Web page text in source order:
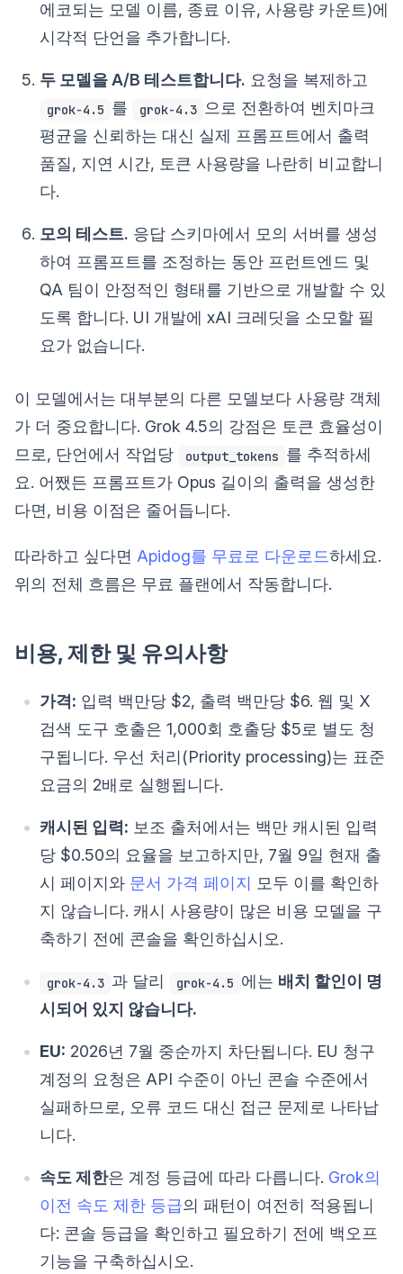
에코되는 모델 이름, 종료 이유, 사용량 카운트)에
시각적 단언을 추가합니다.
두 모델을 A/B 테스트합니다. 요청을 복제하고
grok-4.5 를 grok-4.3 으로 전환하여 벤치마크
평균을 신뢰하는 대신 실제 프롬프트에서 출력
품질, 지연 시간, 토큰 사용량을 나란히 비교합니
다.
모의 테스트. 응답 스키마에서 모의 서버를 생성
하여 프롬프트를 조정하는 동안 프런트엔드 및
QA 팀이 안정적인 형태를 기반으로 개발할 수 있
도록 합니다. UI 개발에 xAI 크레딧을 소모할 필
요가 없습니다.
이 모델에서는 대부분의 다른 모델보다 사용량 객체
가 더 중요합니다. Grok 4.5의 강점은 토큰 효율성이
므로, 단언에서 작업당
output_tokens 를 추적하세
요. 어쨌든 프롬프트가 Opus 길이의 출력을 생성한
다면, 비용 이점은 줄어듭니다.
따라하고 싶다면 Apidog를 무료로 다운로드하세요.
위의 전체 흐름은 무료 플랜에서 작동합니다.
비용, 제한 및 유의사항
가격: 입력 백만당 $2, 출력 백만당 $6. 웹 및 X
검색 도구 호출은 1,000회 호출당 $5로 별도 청
구됩니다. 우선 처리(Priority processing)는 표준
요금의 2배로 실행됩니다.
캐시된 입력: 보조 출처에서는 백만 캐시된 입력
당 $0.50의 요율을 보고하지만, 7월 9일 현재 출
시 페이지와 문서 가격 페이지 모두 이를 확인하
지 않습니다. 캐시 사용량이 많은 비용 모델을 구
축하기 전에 콘솔을 확인하십시오.
grok-4.3 과 달리 grok-4.5 에는 배치 할인이 명
시되어 있지 않습니다.
EU: 2026년 7월 중순까지 차단됩니다. EU 청구
계정의 요청은 API 수준이 아닌 콘솔 수준에서
실패하므로, 오류 코드 대신 접근 문제로 나타납
니다.
속도 제한은 계정 등급에 따라 다릅니다. Grok의
이전 속도 제한 등급의 패턴이 여전히 적용됩니
다: 콘솔 등급을 확인하고 필요하기 전에 백오프
기능을 구축하십시오.